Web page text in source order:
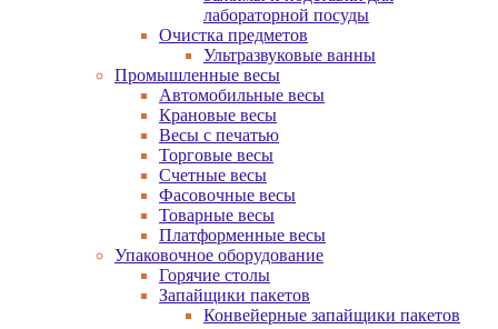
лабораторной посуды
Очистка предметов
Ультразвуковые ванны
Промышленные весы
Автомобильные весы
Крановые весы
Весы с печатью
Торговые весы
Счетные весы
Фасовочные весы
Товарные весы
Платформенные весы
Упаковочное оборудование
Горячие столы
Запайщики пакетов
Конвейерные запайщики пакетов